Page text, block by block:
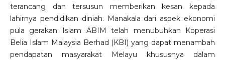
terancang dan tersusun memberikan kesan kepada
lahirnya pendidikan diniah. Manakala dari aspek ekonomi
pula gerakan Islam ABIM telah menubuhkan Koperasi
Belia Islam Malaysia Berhad (KBI) yang dapat menambah
pendapatan masyarakat Melayu khususnya dalam